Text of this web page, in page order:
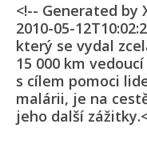
<!-- Generated by
2010-05-
který se vydal
15 000 km
s cílem pomoci
malárii, je na
jeho další